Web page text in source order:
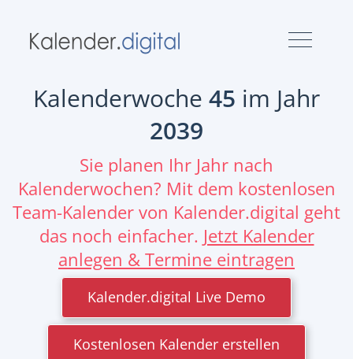
Kalenderwoche 45 im Jahr
2039
Sie planen Ihr Jahr nach
Kalenderwochen? Mit dem kostenlosen
Team-Kalender von Kalender.digital geht
das noch einfacher. Jetzt Kalender
anlegen & Termine eintragen
Kalender.digital Live Demo
Kostenlosen Kalender erstellen